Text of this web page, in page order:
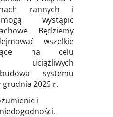
rannych i
wystąpić
Będziemy
wszelkie
na celu
uciążliwych
systemu
grudnia 2025 r.
i